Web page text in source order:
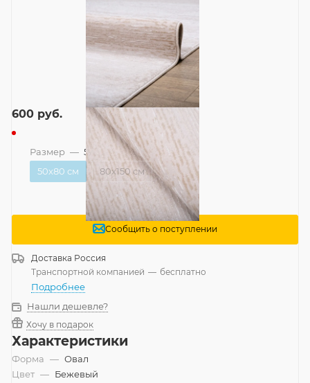
600 руб.
Размер — 50x80 см
50x80 см
80x150 см
Сообщить о поступлении
Доставка Россия
Транспортной компанией — бесплатно
Подробнее
Нашли дешевле?
Хочу в подарок
Характеристики
Форма — Овал
Цвет — Бежевый